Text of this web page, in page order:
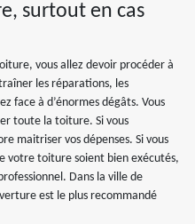
surtout en cas
vous allez devoir procéder à
les réparations, les
face à d’énormes dégâts. Vous
toute la toiture. Si vous
maitriser vos dépenses. Si vous
votre toiture soient bien exécutés,
Dans la ville de
est le plus recommandé